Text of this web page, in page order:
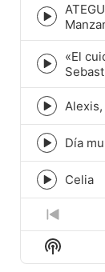
Episode
play
icon
Episode
play
icon
«El
Episode
play
icon
Episode
play
icon
Día
Episode
play
icon
Celia
Show
Podcast